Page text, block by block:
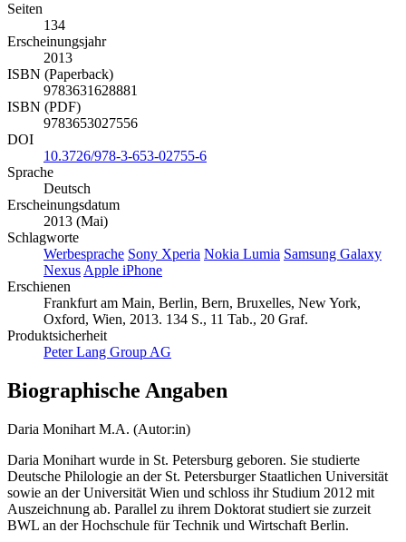
Seiten
134
Erscheinungsjahr
2013
ISBN (Paperback)
9783631628881
ISBN (PDF)
9783653027556
DOI
10.3726/978-3-653-02755-6
Sprache
Deutsch
Erscheinungsdatum
2013 (Mai)
Schlagworte
Werbesprache Sony Xperia Nokia Lumia Samsung Galaxy
Nexus Apple iPhone
Erschienen
Frankfurt am Main, Berlin, Bern, Bruxelles, New York,
Oxford, Wien, 2013. 134 S., 11 Tab., 20 Graf.
Produktsicherheit
Peter Lang Group AG
Biographische Angaben
Daria Monihart M.A. (Autor:in)
Daria Monihart wurde in St. Petersburg geboren. Sie studierte
Deutsche Philologie an der St. Petersburger Staatlichen Universität
sowie an der Universität Wien und schloss ihr Studium 2012 mit
Auszeichnung ab. Parallel zu ihrem Doktorat studiert sie zurzeit
BWL an der Hochschule für Technik und Wirtschaft Berlin.